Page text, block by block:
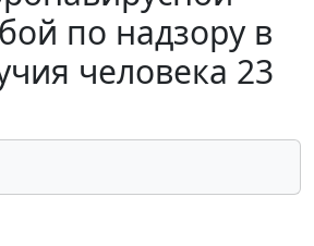
по надзору в
человека 23